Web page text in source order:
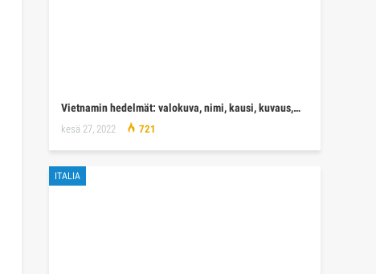
Vietnamin hedelmät: valokuva, nimi, kausi, kuvaus,…
kesä 27, 2022 721
ITALIA